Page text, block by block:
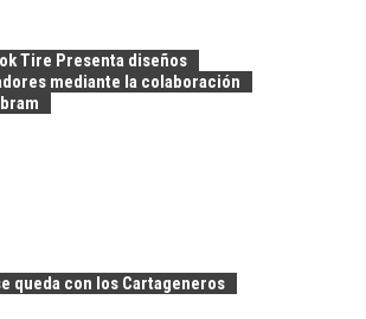
Tire Presenta diseños
mediante la colaboración
queda con los Cartageneros
trascienden el
crédito…
LOS SERVICIOS
DIGITALES
EXPORTADOS DESDE
OPORTUNIDADES